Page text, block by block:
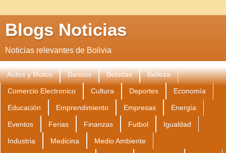
Blogs Noticias
Noticias relevantes de Bolivia
Autos y Motos Bancos Bebidas Belleza
Comercio Electronico Cultura Deportes Economía
Educación Emprendimiento Empresas Energía
Eventos Ferias Finanzas Futbol Igualdad
Industria Medicina Medio Ambiente